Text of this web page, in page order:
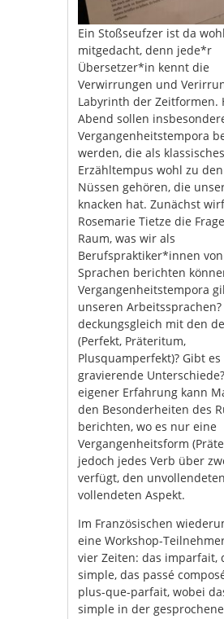
Ein Stoßseufzer ist da wohl
mitgedacht, denn jede*r
Übersetzer*in kennt die
Verwirrungen und
Labyrinth der Zeitformen.
Abend sollen
Vergangenheitstempora
werden, die als
Erzähltempus wohl zu
Nüssen gehören, die
knacken hat. Zunächst
Rosemarie Tietze die
Raum, was wir als
Berufspraktiker*innen
Sprachen berichten
Vergangenheitstempora
unseren Arbeitssprachen?
deckungsgleich mit den
(Perfekt, Präteritum,
Plusquamperfekt)? Gibt es
gravierende
eigener Erfahrung kann
den Besonderheiten des
berichten, wo es nur eine
Vergangenheitsform
jedoch jedes Verb über
verfügt, den
vollendeten Aspekt.
Im Französischen
eine Workshop-
vier Zeiten: das imparfait,
simple, das passé
plus-que-parfait, wobei
simple in der